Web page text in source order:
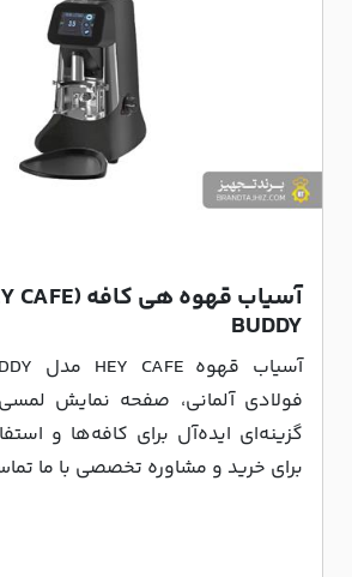
BUDDY
فولادی آلمانی، صفحه نمایش
گزینه‌ای ایده‌آل برای کافه‌ها و
برای خرید و مشاوره تخصصی با ما